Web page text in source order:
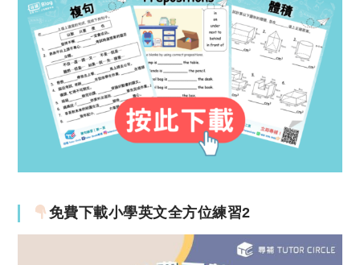
免費下載小學英文全方位練習2